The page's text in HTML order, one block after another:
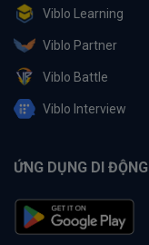
Viblo Learning
Viblo Partner
Viblo Battle
Viblo Interview
ỨNG DỤNG DI ĐỘNG